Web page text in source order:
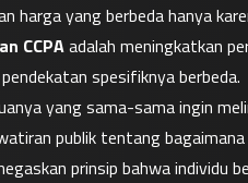
harga yang berbeda hanya
CCPA adalah meningkatkan
spesifiknya berbeda.
yang sama-sama ingin
publik tentang
prinsip bahwa individu